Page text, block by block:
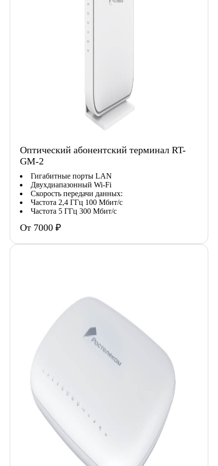
Оптический абонентский терминал RT-
GM-2
Гигабитные порты LAN
Двухдиапазонный Wi-Fi
Скорость передачи данных:
Частота 2,4 ГГц 100 Мбит/с
Частота 5 ГГц 300 Мбит/с
От 7000 ₽